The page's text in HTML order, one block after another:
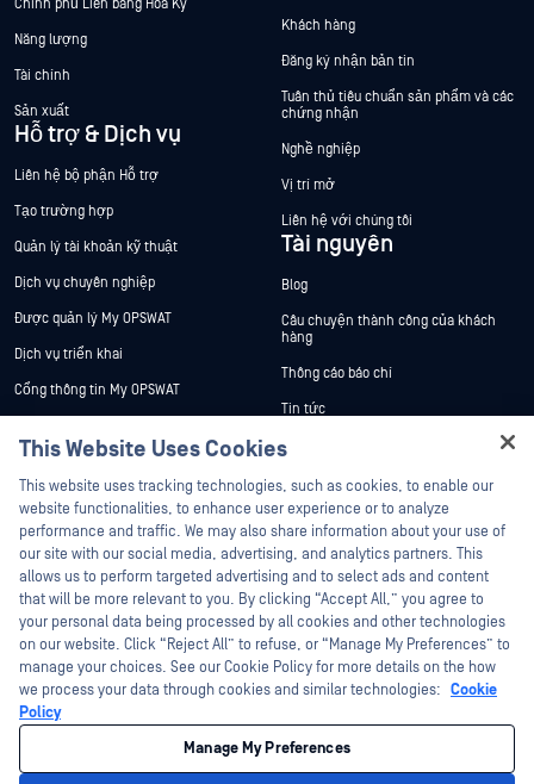
Chính phủ Liên bang Hoa Kỳ
Năng lượng
Tài chính
Sản xuất
Hỗ trợ & Dịch vụ
Liên hệ bộ phận Hỗ trợ
Tạo trường hợp
Quản lý tài khoản kỹ thuật
Dịch vụ chuyên nghiệp
Được quản lý My OPSWAT
Dịch vụ triển khai
Cổng thông tin My OPSWAT
Đào tạo
Chương trình Xử lý Lỗ hổng Bảo mật
Đối tác
Chứng nhận
Đối tác công nghệ
Chương trình đối tác kênh phân phối
Khách hàng
Đăng ký nhận bản tin
Tuân thủ tiêu chuẩn sản phẩm và các
chứng nhận
Nghề nghiệp
Vị trí mở
Liên hệ với chúng tôi
Tài nguyên
Blog
Câu chuyện thành công của khách
hàng
Thông cáo báo chí
Tin tức
Sự kiện
Hội thảo trên trực tuyến
Datasheets
White Papers
Công cụ miễn phí
©2026 OPSWAT Công ty TNHH. Mọi quyền được bảo lưu. OPSWAT , MetaDefender
Metascan, MetaAccess , cái OPSWAT Logo, Không tin tưởng bất kỳ tệp tin nào.
Không tin tưởng bất kỳ thiết bị nào. OPSWAT Academy Bảo vệ thế giới cơ sở hạ
tầng trọng yếu Deep CDR™ Technology, InQuest, Logo InQuest, DFI, RetroHunt, Deep
File Inspection và Join the Hunt là các nhãn hiệu thương mại của OPSWAT Các
nhãn hiệu của bên thứ ba là tài sản của chủ sở hữu tương ứng.
This Website Uses Cookies
This website uses tracking technologies, such as cookies, to enable our
website functionalities, to enhance user experience or to analyze
performance and traffic. We may also share information about your use of
our site with our social media, advertising, and analytics partners. This
allows us to perform targeted advertising and to select ads and content
that will be more relevant to you. By clicking “Accept All,” you agree to
your personal data being processed by all cookies and other technologies
on our website. Click “Reject All” to refuse, or “Manage My Preferences” to
manage your choices. See our Cookie Policy for more details on the how
we process your data through cookies and similar technologies: Cookie
Policy
Manage My Preferences
Hey there!
I'm Ozzy, your OPSWAT virtual assistant.
How can I help you secure what's critical
today?